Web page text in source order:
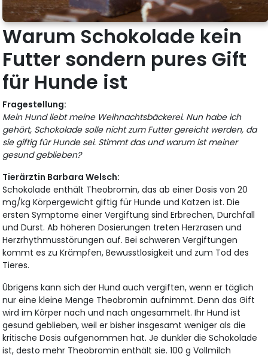
Warum Schokolade kein
Futter sondern pures Gift
für Hunde ist
Fragestellung:
Mein Hund liebt meine Weihnachtsbäckerei. Nun habe ich
gehört, Schokolade solle nicht zum Futter gereicht werden, da
sie giftig für Hunde sei. Stimmt das und warum ist meiner
gesund geblieben?
Tierärztin Barbara Welsch:
Schokolade enthält Theobromin, das ab einer Dosis von 20
mg/kg Körpergewicht giftig für Hunde und Katzen ist. Die
ersten Symptome einer Vergiftung sind Erbrechen, Durchfall
und Durst. Ab höheren Dosierungen treten Herzrasen und
Herzrhythmusstörungen auf. Bei schweren Vergiftungen
kommt es zu Krämpfen, Bewusstlosigkeit und zum Tod des
Tieres.
Übrigens kann sich der Hund auch vergiften, wenn er täglich
nur eine kleine Menge Theobromin aufnimmt. Denn das Gift
wird im Körper nach und nach angesammelt. Ihr Hund ist
gesund geblieben, weil er bisher insgesamt weniger als die
kritische Dosis aufgenommen hat. Je dunkler die Schokolade
ist, desto mehr Theobromin enthält sie. 100 g Vollmilch